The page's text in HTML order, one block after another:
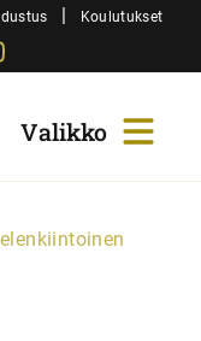
| Koulutukset